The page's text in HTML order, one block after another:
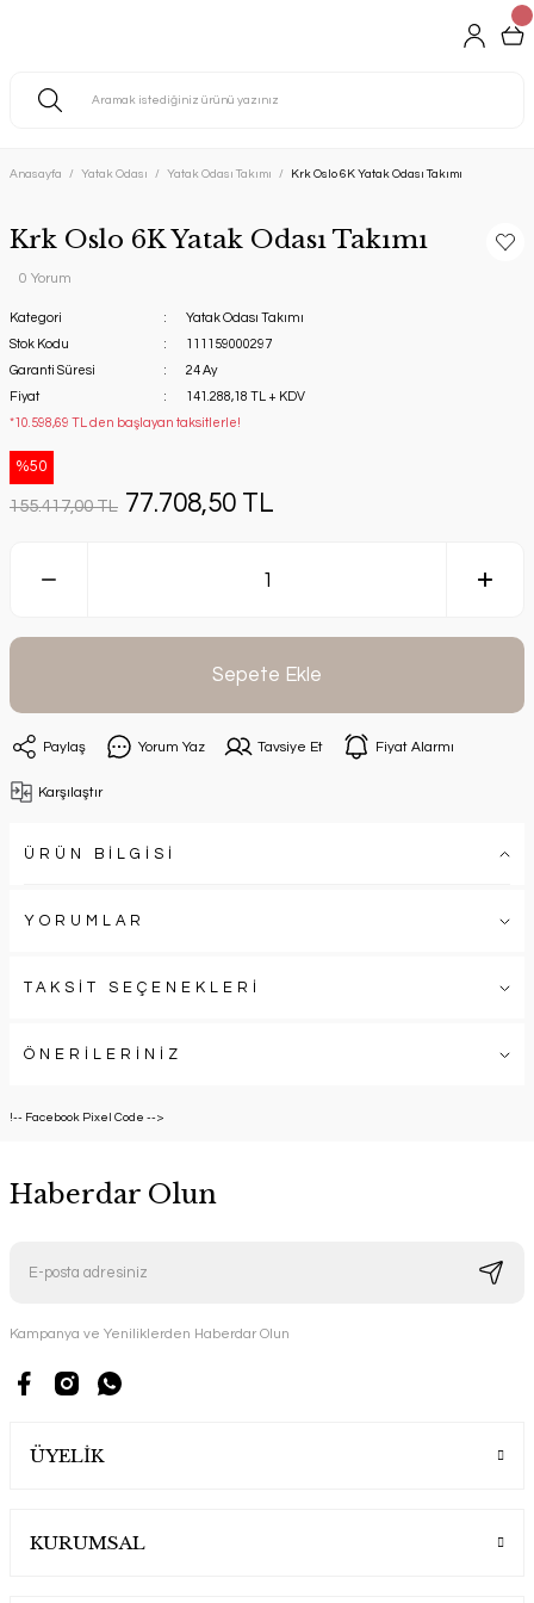
Anasayfa Yatak Odası Yatak Odası Takımı Krk Oslo 6K Yatak Odası Takımı
Krk Oslo 6K Yatak Odası Takımı
0 Yorum
Kategori
Yatak Odası Takımı
Stok Kodu
111159000297
Garanti Süresi
24 Ay
Fiyat
141.288,18 TL + KDV
*10.598,69 TL den başlayan taksitlerle!
%50
155.417,00 TL 77.708,50 TL
Sepete Ekle
Paylaş Yorum Yaz Tavsiye Et Fiyat Alarmı
Karşılaştır
ÜRÜN BİLGİSİ
YORUMLAR
TAKSİT SEÇENEKLERİ
ÖNERİLERİNİZ
!-- Facebook Pixel Code -->
Haberdar Olun
Kampanya ve Yeniliklerden Haberdar Olun
ÜYELİK
KURUMSAL